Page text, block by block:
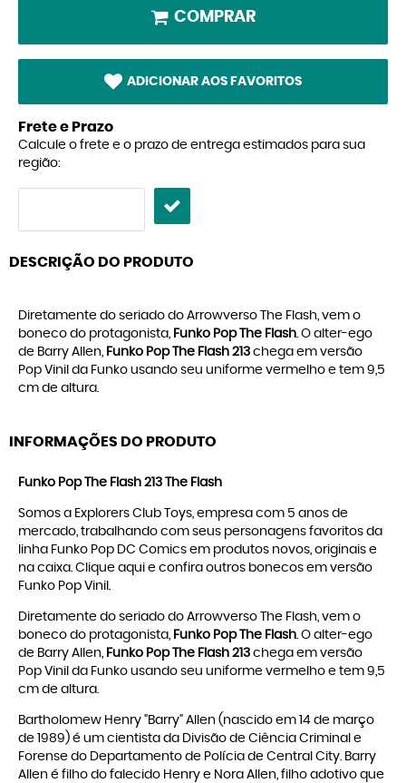
COMPRAR
ADICIONAR AOS FAVORITOS
Frete e Prazo
Calcule o frete e o prazo de entrega estimados para sua
região:
DESCRIÇÃO DO PRODUTO
Diretamente do seriado do Arrowverso The Flash, vem o
boneco do protagonista, Funko Pop The Flash. O alter-ego
de Barry Allen, Funko Pop The Flash 213 chega em versão
Pop Vinil da Funko usando seu uniforme vermelho e tem 9,5
cm de altura.
INFORMAÇÕES DO PRODUTO
Funko Pop The Flash 213 The Flash
Somos a Explorers Club Toys, empresa com 5 anos de
mercado, trabalhando com seus personagens favoritos da
linha Funko Pop DC Comics em produtos novos, originais e
na caixa. Clique aqui e confira outros bonecos em versão
Funko Pop Vinil .
Diretamente do seriado do Arrowverso The Flash, vem o
boneco do protagonista, Funko Pop The Flash. O alter-ego
de Barry Allen, Funko Pop The Flash 213 chega em versão
Pop Vinil da Funko usando seu uniforme vermelho e tem 9,5
cm de altura.
Bartholomew Henry "Barry" Allen (nascido em 14 de março
de 1989) é um cientista da Divisão de Ciência Criminal e
Forense do Departamento de Polícia de Central City. Barry
Allen é filho do falecido Henry e Nora Allen, filho adotivo que